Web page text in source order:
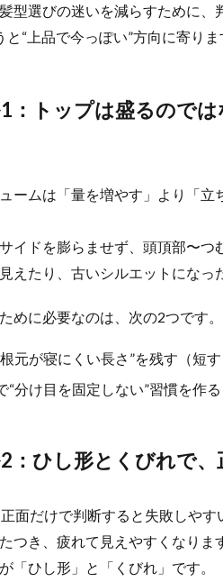
型選びの迷いを減らすために、
と“上品で今っぽい”方向に寄りま
：トップは盛るので
ームは「量を増やす」より「
イドを膨らませず、頭頂部〜
えたり、古いシルエットになっ
めに必要なのは、次の2つです。
元が寝にくい長さ”を残す（短
“分け目を固定しない”習慣を作る
：ひし形とくびれで
面だけで判断すると失敗しや
つき、疲れて見えやすくなりま
「ひし形」と「くびれ」です。